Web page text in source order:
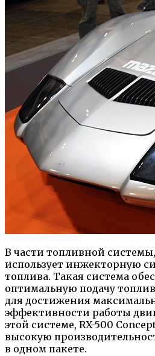
В части топливной
использует инжекторную
топлива. Такая система
оптимальную подачу
для достижения
эффективности работы
этой системе, RX-500
высокую
в одном пакете.